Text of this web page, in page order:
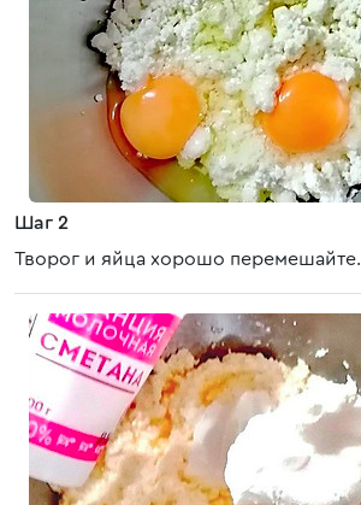
Шаг 2
Творог и яйца хорошо перемешайте.